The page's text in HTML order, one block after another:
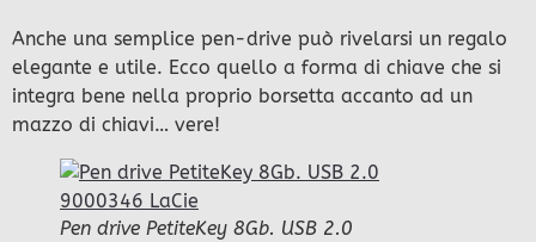
Anche una semplice pen-drive può rivelarsi un regalo
elegante e utile. Ecco quello a forma di chiave che si
integra bene nella proprio borsetta accanto ad un
mazzo di chiavi… vere!
Pen drive PetiteKey 8Gb. USB 2.0